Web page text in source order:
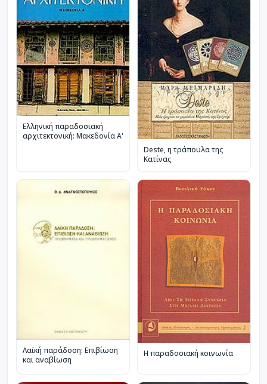
Ελληνική παραδοσιακή
αρχιτεκτονική: Μακεδονία Α'
Deste, η τράπουλα της
Κατίνας
Λαϊκή παράδοση: Επιβίωση
και αναβίωση
Η παραδοσιακή κοινωνία